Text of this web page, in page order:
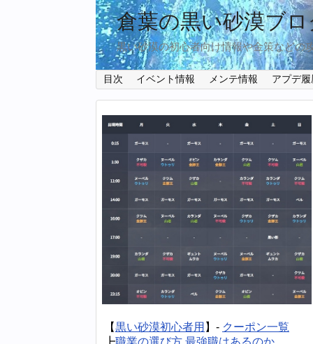
倉葉の黒い砂漠ブロ
黒い砂漠の初心者向け情報や金策などの
目次 イベント情報 メンテ情報 アプデ履
【黒い砂漠初心者用 】- クーポン一覧